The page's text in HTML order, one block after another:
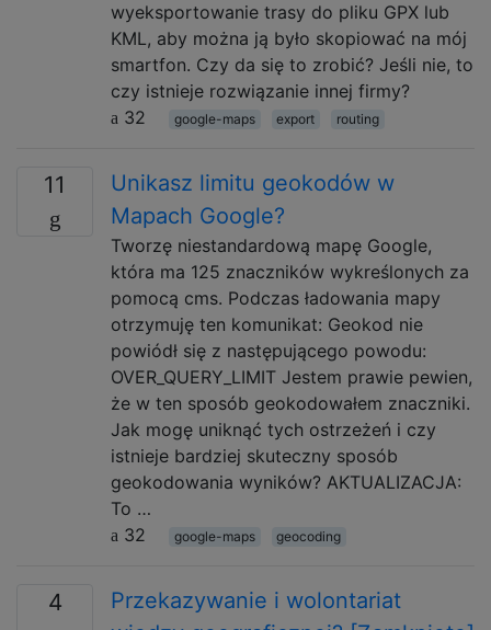
wyeksportowanie trasy do pliku GPX lub
KML, aby można ją było skopiować na mój
smartfon. Czy da się to zrobić? Jeśli nie, to
czy istnieje rozwiązanie innej firmy?
32
google-maps export routing
11
Unikasz limitu geokodów w
Mapach Google?
Tworzę niestandardową mapę Google,
która ma 125 znaczników wykreślonych za
pomocą cms. Podczas ładowania mapy
otrzymuję ten komunikat: Geokod nie
powiódł się z następującego powodu:
OVER_QUERY_LIMIT Jestem prawie pewien,
że w ten sposób geokodowałem znaczniki.
Jak mogę uniknąć tych ostrzeżeń i czy
istnieje bardziej skuteczny sposób
geokodowania wyników? AKTUALIZACJA:
To …
32
google-maps geocoding
4
Przekazywanie i wolontariat